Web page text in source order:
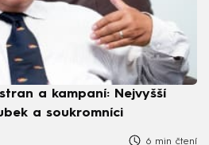
a kampaní: Nejvyšší
a soukromníci
6 min čtení